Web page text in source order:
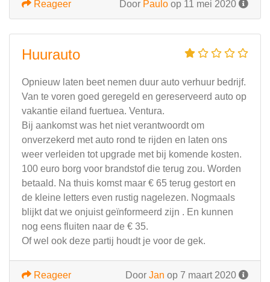
Door Paulo op 11 mei 2020
Reageer
Huurauto
Opnieuw laten beet nemen duur auto verhuur bedrijf.
Van te voren goed geregeld en gereserveerd auto op
vakantie eiland fuertuea. Ventura.
Bij aankomst was het niet verantwoordt om
onverzekerd met auto rond te rijden en laten ons
weer verleiden tot upgrade met bij komende kosten.
100 euro borg voor brandstof die terug zou. Worden
betaald. Na thuis komst maar € 65 terug gestort en
de kleine letters even rustig nagelezen. Nogmaals
blijkt dat we onjuist geïnformeerd zijn . En kunnen
nog eens fluiten naar de € 35.
Of wel ook deze partij houdt je voor de gek.
Door Jan op 7 maart 2020
Reageer